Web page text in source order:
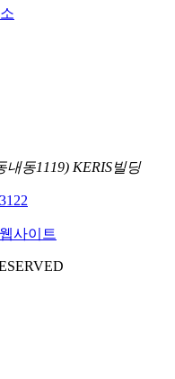
동1119) KERIS빌딩